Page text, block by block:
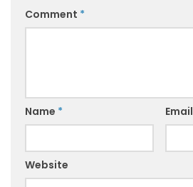
Comment *
Name * Email
Website